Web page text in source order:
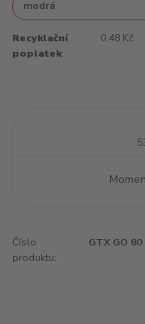
Recyklační
poplatek
0,48 Kč
Číslo
produktu:
GTX GO 80